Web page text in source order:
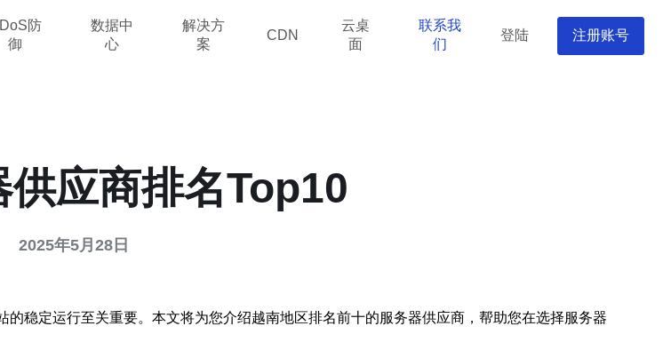
防
御
数据中
心
解决方
案
CDN
云桌
面
联系我
们
登陆 注册账号
供应商排名Top10
2025年5月28日
稳定运行至关重要。本文将为您介绍越南地区排名前十的服务器供应商，帮助您在选择服务器